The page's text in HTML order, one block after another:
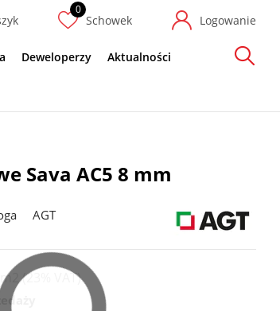
Schowek Logowanie
Deweloperzy Aktualności
Szukaj
Sava AC5 8 mm
AGT
m2(23% VAT)